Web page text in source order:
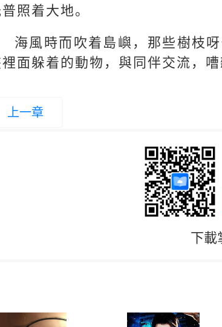
照着大地。
海風時而吹着島嶼，那些樹枝
面躲着的動物，與同伴交流，
上一章
下載